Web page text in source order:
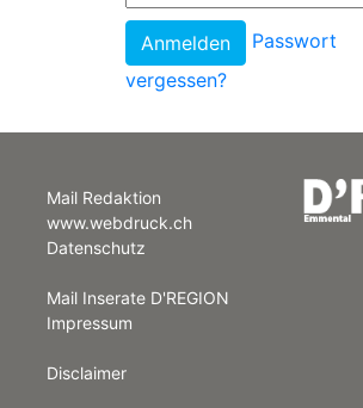
App
Passwort
vergessen?
Mail Redaktion
www.webdruck.ch
Datenschutz
Mail Inserate D'REGION
Impressum
Disclaimer